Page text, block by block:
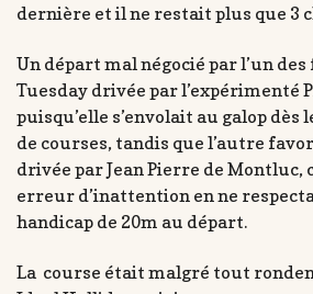
dernière et il ne restait plus que 3
Un départ mal négocié par l’un
Tuesday drivée par l’expérimenté
puisqu’elle s’envolait au galop
de courses, tandis que l’autre
drivée par Jean Pierre de
erreur d’inattention en ne
handicap de 20m au départ.
La course était malgré tout